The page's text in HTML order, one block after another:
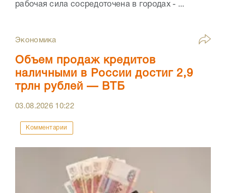
рабочая сила сосредоточена в городах - ...
Экономика
Объем продаж кредитов
наличными в России достиг 2,9
трлн рублей — ВТБ
03.08.2026 10:22
Комментарии